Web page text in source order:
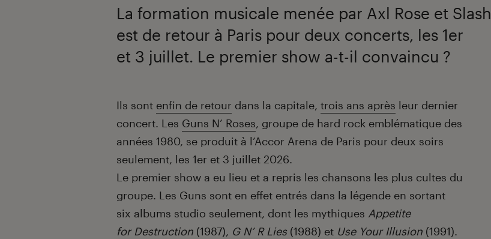
La formation musicale menée par Axl Rose et Slash
est de retour à Paris pour deux concerts, les 1er
et 3 juillet. Le premier show a-t-il convaincu ?
Introduction
Ils sont enfin de retour dans la capitale, trois ans après leur dernier
concert. Les Guns N’ Roses, groupe de hard rock emblématique des
années 1980, se produit à l’Accor Arena de Paris pour deux soirs
seulement, les 1er et 3 juillet 2026.
Le premier show a eu lieu et a repris les chansons les plus cultes du
groupe. Les Guns sont en effet entrés dans la légende en sortant
six albums studio seulement, dont les mythiques Appetite
for Destruction (1987), G N’ R Lies (1988) et Use Your Illusion (1991).